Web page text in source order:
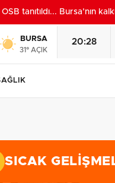
tanıtıldı... Bursa’nın
BURSA
31° AÇIK
20:28
SICAK